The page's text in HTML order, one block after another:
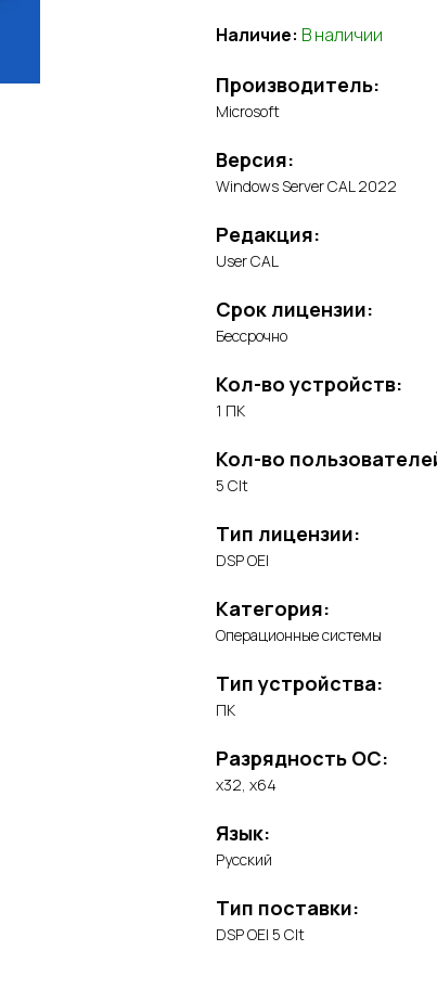
Наличие: В наличии
Производитель:
Microsoft
Версия:
Windows Server CAL 2022
Редакция:
User CAL
Срок лицензии:
Бессрочно
Кол-во устройств:
1 ПК
Кол-во
5 Clt
Тип лицензии:
DSP OEI
Категория:
Операционные системы
Тип устройства:
ПК
Разрядность ОС:
x32, x64
Язык:
Русский
Тип поставки:
DSP OEI 5 Clt